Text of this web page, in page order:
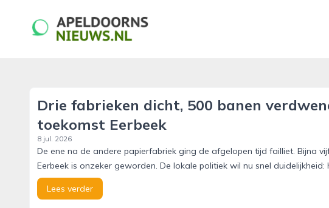
apeldoornsnieuws.nl
Drie fabrieken dicht, 500 banen
toekomst Eerbeek
8 jul. 2026
De ene na de andere papierfabriek ging de afgelopen tijd failliet. Bijna
Eerbeek is onzeker geworden. De lokale politiek wil nu snel duidelijkheid:
Lees verder